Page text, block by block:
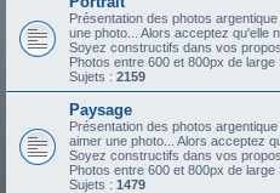
Présentation des photos
une photo... Alors acceptez qu'elle
Soyez constructifs dans vos
Photos entre 600 et 800px de large
Sujets : 2159
Paysage
Présentation des photos
aimer une photo... Alors acceptez
Soyez constructifs dans vos
Photos entre 600 et 800px de large
Sujets : 1479